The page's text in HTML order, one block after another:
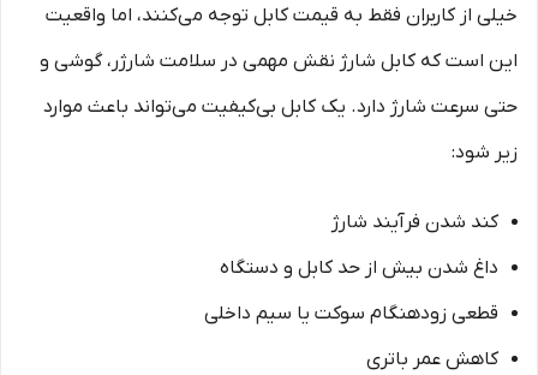
خیلی از کاربران فقط به قیمت کابل توجه می‌کنند، اما واقعیت
این است که کابل شارژ نقش مهمی در سلامت شارژر، گوشی و
حتی سرعت شارژ دارد. یک کابل بی‌کیفیت می‌تواند باعث موارد
زیر شود:
کند شدن فرآیند شارژ
داغ شدن بیش از حد کابل و دستگاه
قطعی زودهنگام سوکت یا سیم داخلی
کاهش عمر باتری